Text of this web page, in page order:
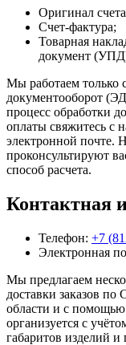
Оригинал
Счет-фактура;
Товарная
документ
Мы работаем
документооборот
процесс обработки
оплаты свяжитесь с
электронной почте.
проконсультируют
способ расчета.
Контактная
Телефон: +7
Электронная
Мы предлагаем
доставки заказов по
области и с
организуется с
габаритов изделий